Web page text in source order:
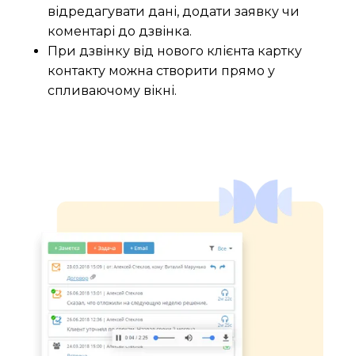
відредагувати дані, додати заявку чи
коментарі до дзвінка.
При дзвінку від нового клієнта картку
контакту можна створити прямо у
спливаючому вікні.